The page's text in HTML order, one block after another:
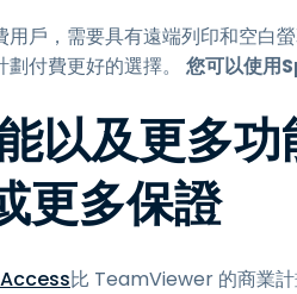
戶，需要具有遠端列印和空白
付費更好的選擇。 您可以使用
以及更多
更多保證
比 TeamViewer 的商業計